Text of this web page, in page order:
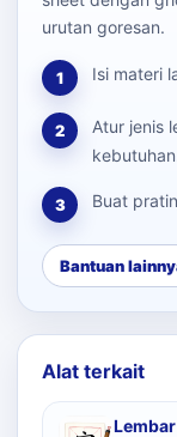
urutan goresan.
1 Isi materi
2
Atur jenis
3 Buat
Bantuan
Alat terkait